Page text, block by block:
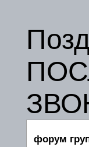
форум